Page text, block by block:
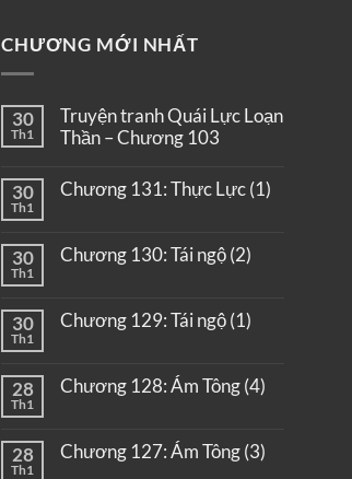
CHƯƠNG MỚI NHẤT
30
Th1
Truyện tranh Quái Lực Loạn
Thần – Chương 103
30
Th1
Chương 131: Thực Lực (1)
30
Th1
Chương 130: Tái ngộ (2)
30
Th1
Chương 129: Tái ngộ (1)
28
Th1
Chương 128: Ám Tông (4)
28
Th1
Chương 127: Ám Tông (3)